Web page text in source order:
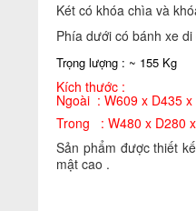
Két có khóa chìa và
Phía dưới có bánh xe
Trọng lượng : ~ 155 Kg
Kích thước :
Ngoài : W609 x D435 x
Trong : W480 x D280
Sản phẩm được thiết
mật cao .